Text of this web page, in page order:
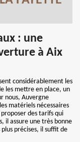
: une
à Aix
considérablement les
les mettre en place, un
nous, Auvergne
matériels nécessaires
des tarifs qui
il assure une très bonne
précises, il suffit de